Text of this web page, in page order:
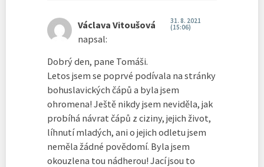
Václava Vitoušová
napsal:
31. 8. 2021
(15:06)
Dobrý den, pane Tomáši.
Letos jsem se poprvé podívala na stránky
bohuslavických čápů a byla jsem
ohromena! Ještě nikdy jsem neviděla, jak
probíhá návrat čápů z ciziny, jejich život,
líhnutí mladých, ani o jejich odletu jsem
neměla žádné povědomí. Byla jsem
okouzlena tou nádherou! Jací jsou to